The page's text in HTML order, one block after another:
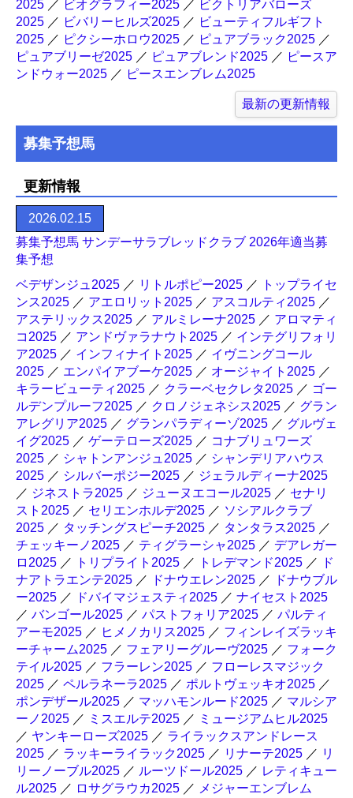
2025 ／ ビオグラフィー2025 ／ ビクトリアバローズ
2025 ／ ビバリーヒルズ2025 ／ ビューティフルギフト
2025 ／ ピクシーホロウ2025 ／ ピュアブラック2025 ／
ピュアブリーゼ2025 ／ ピュアブレンド2025 ／ ピースア
ンドウォー2025 ／ ピースエンブレム2025
最新の更新情報
募集予想馬
更新情報
2026.02.15
募集予想馬 サンデーサラブレッドクラブ 2026年適当募
集予想
ベデザンジュ2025 ／ リトルポピー2025 ／
トップライセ
ンス2025 ／ アエロリット2025 ／ アスコルティ2025 ／
アステリックス2025 ／ アルミレーナ2025 ／ アロマティ
コ2025 ／ アンドヴァラナウト2025 ／ インテグリフォリ
ア2025 ／ インフィナイト2025 ／ イヴニングコール
2025 ／ エンパイアブーケ2025 ／ オージャイト2025 ／
キラービューティ2025 ／ クラーベセクレタ2025 ／ ゴー
ルデンプルーフ2025 ／ クロノジェネシス2025 ／ グラン
アレグリア2025 ／ グランパラディーゾ2025 ／ グルヴェ
イグ2025 ／ ゲーテローズ2025 ／ コナブリュワーズ
2025 ／ シャトンアンジュ2025 ／ シャンデリアハウス
2025 ／ シルバーポジー2025 ／ ジェラルディーナ2025
／ ジネストラ2025 ／ ジューヌエコール2025 ／ セナリ
スト2025 ／ セリエンホルデ2025 ／ ソシアルクラブ
2025 ／ タッチングスピーチ2025 ／ タンタラス2025 ／
チェッキーノ2025 ／ ティグラーシャ2025 ／ デアレガー
ロ2025 ／ トリプライト2025 ／ トレデマンド2025 ／
ド
ナアトラエンテ2025 ／ ドナウエレン2025 ／
ドナウブル
ー2025 ／ ドバイマジェスティ2025 ／ ナイセスト2025
／ バンゴール2025 ／ パストフォリア2025 ／ パルティ
アーモ2025 ／ ヒメノカリス2025 ／ フィンレイズラッキ
ーチャーム2025 ／ フェアリーグルーヴ2025 ／ フォーク
テイル2025 ／ フラーレン2025 ／ フローレスマジック
2025 ／ ペルラネーラ2025 ／ ポルトヴェッキオ2025 ／
ポンデザール2025 ／ マッハモンルード2025 ／ マルシア
ーノ2025 ／ ミスエルテ2025 ／ ミュージアムヒル2025
／ ヤンキーローズ2025 ／ ライラックスアンドレース
2025 ／ ラッキーライラック2025 ／ リナーテ2025 ／ リ
リーノーブル2025 ／ ルーツドール2025 ／ レティキュー
ル2025 ／ ロサグラウカ2025 ／ メジャーエンブレム